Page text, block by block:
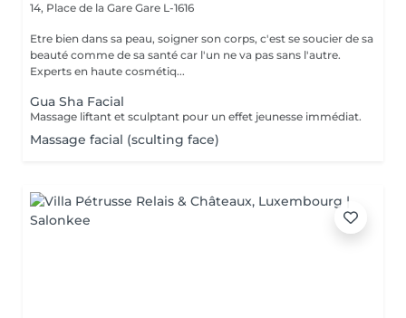
14, Place de la Gare Gare L-1616
Etre bien dans sa peau, soigner son corps, c'est se soucier de sa
beauté comme de sa santé car l'un ne va pas sans l'autre.
Experts en haute cosmétiq...
Gua Sha Facial
Massage liftant et sculptant pour un effet jeunesse immédiat.
Massage facial (sculting face)